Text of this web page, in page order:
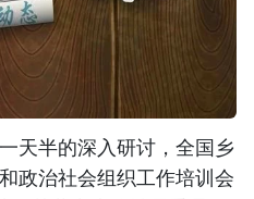
天半的深入研讨，全国乡
政治社会组织工作培训会